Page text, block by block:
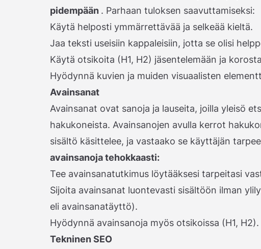
pidempään . Parhaan tuloksen saavuttamiseksi:
Käytä helposti ymmärrettävää ja selkeää kieltä.
Jaa teksti useisiin kappaleisiin, jotta se olisi
Käytä otsikoita (H1, H2) jäsentelemään ja
Hyödynnä kuvien ja muiden visuaalisten
Avainsanat
Avainsanat ovat sanoja ja lauseita, joilla yleisö
hakukoneista. Avainsanojen avulla kerrot
sisältö käsittelee, ja vastaako se käyttäjän
avainsanoja tehokkaasti:
Tee avainsanatutkimus löytääksesi tarpeitasi
Sijoita avainsanat luontevasti sisältöön ilman
eli avainsanatäyttö).
Hyödynnä avainsanoja myös otsikoissa (H1, H2).
Tekninen SEO